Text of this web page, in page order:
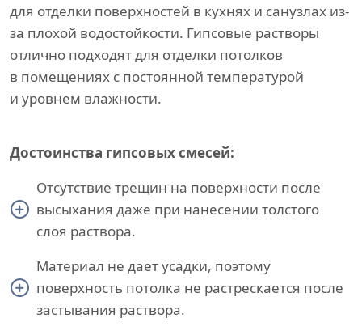
для отделки поверхностей в кухнях и санузлах из-
за плохой водостойкости. Гипсовые растворы
отлично подходят для отделки потолков
в помещениях с постоянной температурой
и уровнем влажности.
Достоинства гипсовых смесей:
Отсутствие трещин на поверхности после
высыхания даже при нанесении толстого
слоя раствора.
Материал не дает усадки, поэтому
поверхность потолка не растрескается после
застывания раствора.